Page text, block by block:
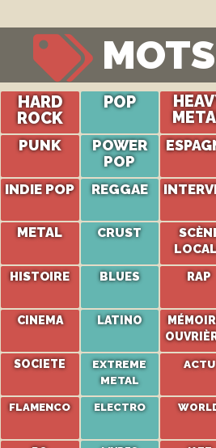
HARD
ROCK
POP
PUNK
POWER
POP
INDIE POP REGGAE
METAL CRUST
HISTOIRE BLUES RAP
CINEMA LATINO
SOCIETE
EXTREME
METAL
ACTU
FLAMENCO ELECTRO